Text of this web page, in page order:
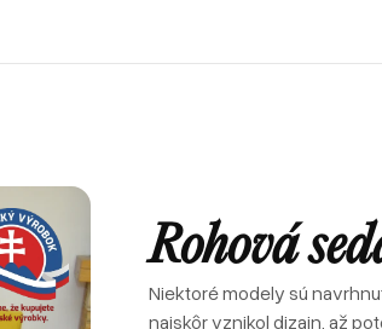
Pohovky
Sedačky v tvare U
Sofabeds
Kreslá
Atypické postele
Sedačky u zákazníkov
Postele u zákazníkov
Zákazkové čalúnnictvo
Foto z výroby
E-shop
Leňošky
Taburety
Atypické sedačky
Interiéry a realizácie
Rohová
Niektoré modely sú
najskôr vznikol dizajn, až